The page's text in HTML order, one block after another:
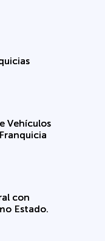
Vehículos
con
Estado.